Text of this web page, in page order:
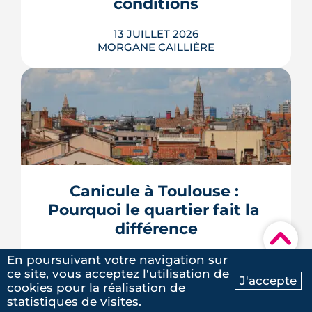
Ma recherche Contactez-nous
▾
5/5
Laure G.| le 20 Mai 2025
13 JUILLET 2026
MORGANE CAILLIÈRE
Avec le vote du Sénat du 8 juillet, un
logement classé F ou G pourra rester
en location sous conditions de travaux.
Que faut-il en retenir quand on
des lieux des règles, des échéances et
des marges de manœuvre.
LIRE L'ARTICLE
Canicule à Toulouse :
Pourquoi le quartier fait la
différence
09 JUILLET 2026
MORGANE CAILLIÈRE
En poursuivant votre navigation sur
ce site, vous acceptez l'utilisation de
cookies pour la réalisation de
statistiques de visites.
J'accepte